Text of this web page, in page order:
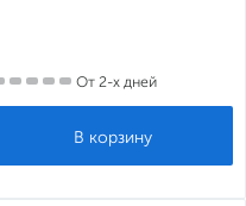
От 2-х дней